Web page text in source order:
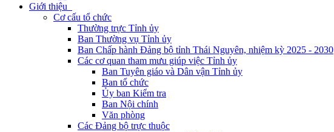
Giới thiệu
Cơ cấu tổ chức
Thường trực Tỉnh ủy
Ban Thường vụ Tỉnh ủy
Ban Chấp hành Đảng bộ tỉnh Thái Nguyên, nhiệm kỳ 2025 - 2030
Các cơ quan tham mưu giúp việc Tỉnh ủy
Ban Tuyên giáo và Dân vận Tỉnh ủy
Ban tổ chức
Ủy ban Kiểm tra
Ban Nội chính
Văn phòng
Các Đảng bộ trực thuộc